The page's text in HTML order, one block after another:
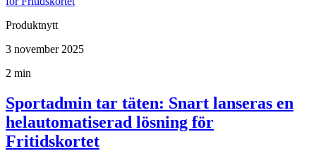
Produktnytt
3 november 2025
2 min
Sportadmin tar täten: Snart lanseras en
helautomatiserad lösning för
Fritidskortet